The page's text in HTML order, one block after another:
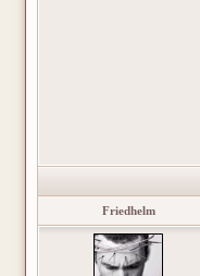
Friedhelm